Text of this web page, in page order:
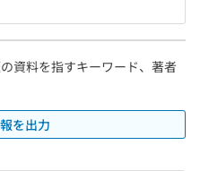
資料を指すキーワード、著者
を出力